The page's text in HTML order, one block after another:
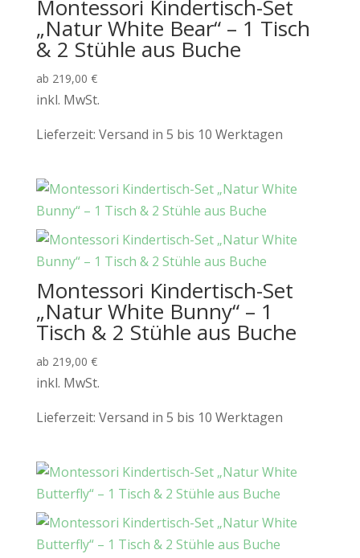
Montessori Kindertisch-Set
„Natur White Bear“ – 1 Tisch
& 2 Stühle aus Buche
ab 219,00 €
inkl. MwSt.
Lieferzeit: Versand in 5 bis 10 Werktagen
Montessori Kindertisch-Set
„Natur White Bunny“ – 1
Tisch & 2 Stühle aus Buche
ab 219,00 €
inkl. MwSt.
Lieferzeit: Versand in 5 bis 10 Werktagen